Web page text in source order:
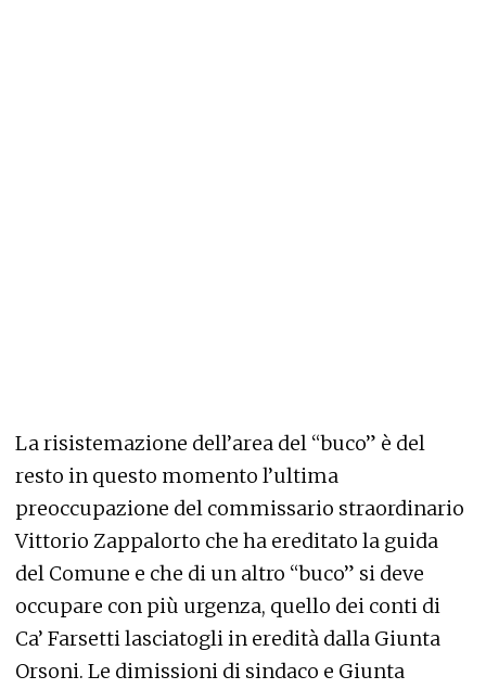
La risistemazione dell’area del “buco” è del
resto in questo momento l’ultima
preoccupazione del commissario straordinario
Vittorio Zappalorto che ha ereditato la guida
del Comune e che di un altro “buco” si deve
occupare con più urgenza, quello dei conti di
Ca’ Farsetti lasciatogli in eredità dalla Giunta
Orsoni. Le dimissioni di sindaco e Giunta